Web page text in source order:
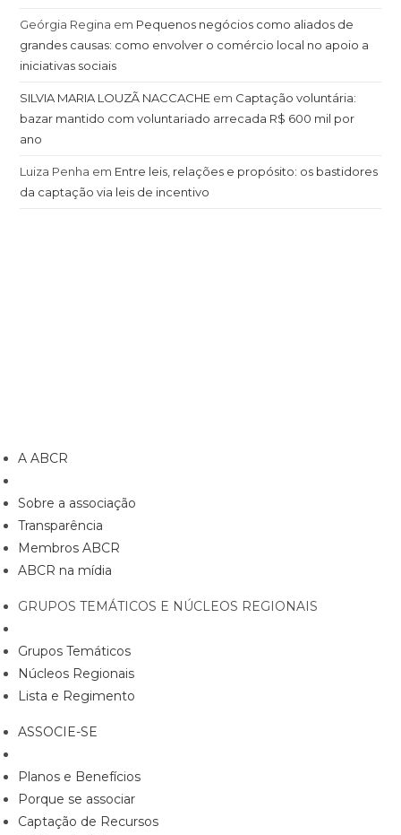
Geórgia Regina em Pequenos negócios como aliados de
grandes causas: como envolver o comércio local no apoio a
iniciativas sociais
SILVIA MARIA LOUZÃ NACCACHE em Captação voluntária:
bazar mantido com voluntariado arrecada R$ 600 mil por
ano
Luiza Penha em Entre leis, relações e propósito: os bastidores
da captação via leis de incentivo
A ABCR
Sobre a associação
Transparência
Membros ABCR
ABCR na mídia
GRUPOS TEMÁTICOS E NÚCLEOS REGIONAIS
Grupos Temáticos
Núcleos Regionais
Lista e Regimento
ASSOCIE-SE
Planos e Benefícios
Porque se associar
Captação de Recursos